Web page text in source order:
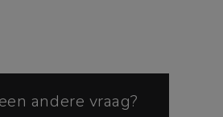
andere vraag?